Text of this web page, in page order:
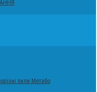
пили Метабо